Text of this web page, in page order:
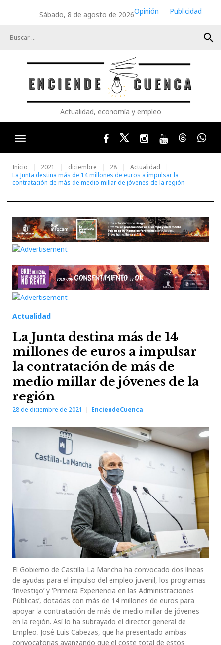
Sábado, 8 de agosto de 2026Opinión
Publicidad
search
Actualidad, economía y empleo
FacebookTwitterInstagram
YoutubeThreads
Inicio 2021 diciembre 28
Actualidad
La Junta destina más de 14 millones de euros a impulsar la
contratación de más de medio millar de jóvenes de la región
Actualidad
La Junta destina más de 14
millones de euros a impulsar
la contratación de más de
medio millar de jóvenes de la
región
28 de diciembre de 2021 EnciendeCuenca
El Gobierno de Castilla-La Mancha ha convocado dos líneas
de ayudas para el impulso del empleo juvenil, los programas
‘Investigo’ y ‘Primera Experiencia en las Administraciones
Públicas’, dotadas con más de 14 millones de euros para
apoyar la contratación de más de medio millar de jóvenes
en la región. Así lo ha subrayado el director general de
Empleo, José Luis Cabezas, que ha presentado ambas
convocatorias avanzando que el coste total de estos